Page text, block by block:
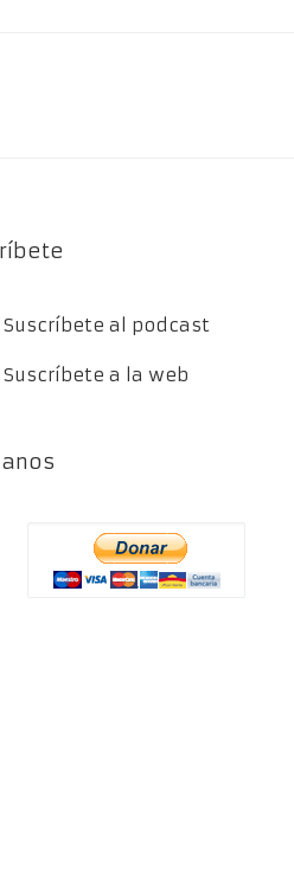
Suscríbete al podcast
Suscríbete a la web